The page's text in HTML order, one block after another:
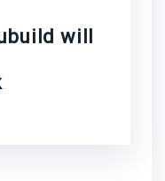
will